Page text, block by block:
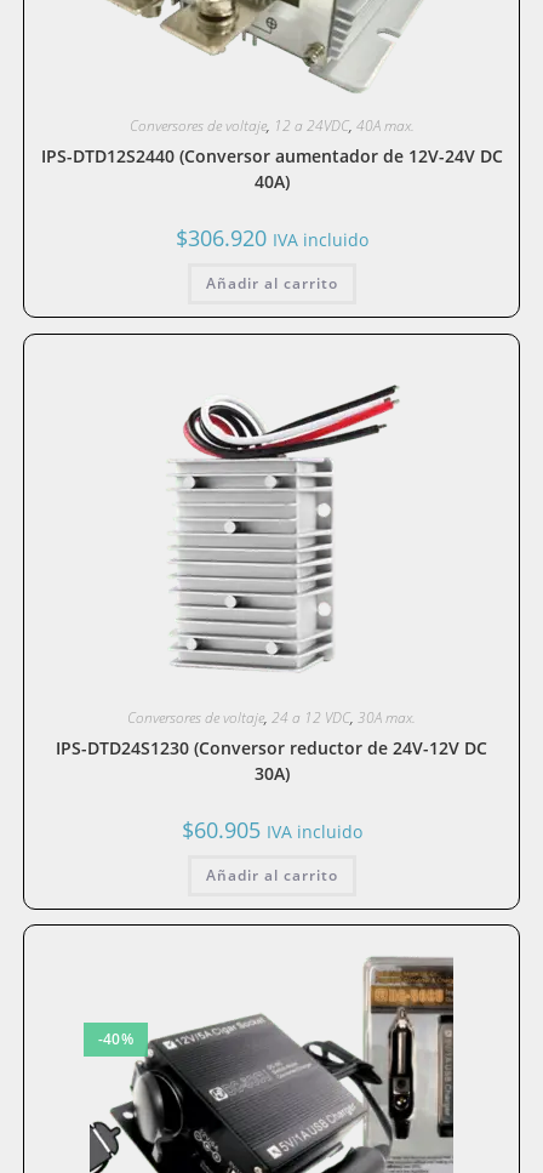
Conversores de voltaje, 12 a 24VDC, 40A max.
IPS-DTD12S2440 (Conversor aumentador de 12V-24V DC
40A)
$306.920 IVA incluido
Añadir al carrito
Conversores de voltaje, 24 a 12 VDC, 30A max.
IPS-DTD24S1230 (Conversor reductor de 24V-12V DC
30A)
$60.905 IVA incluido
Añadir al carrito
-40%